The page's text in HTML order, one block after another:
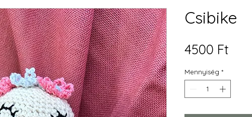
Csibike
4500 Ft
Mennyiség *